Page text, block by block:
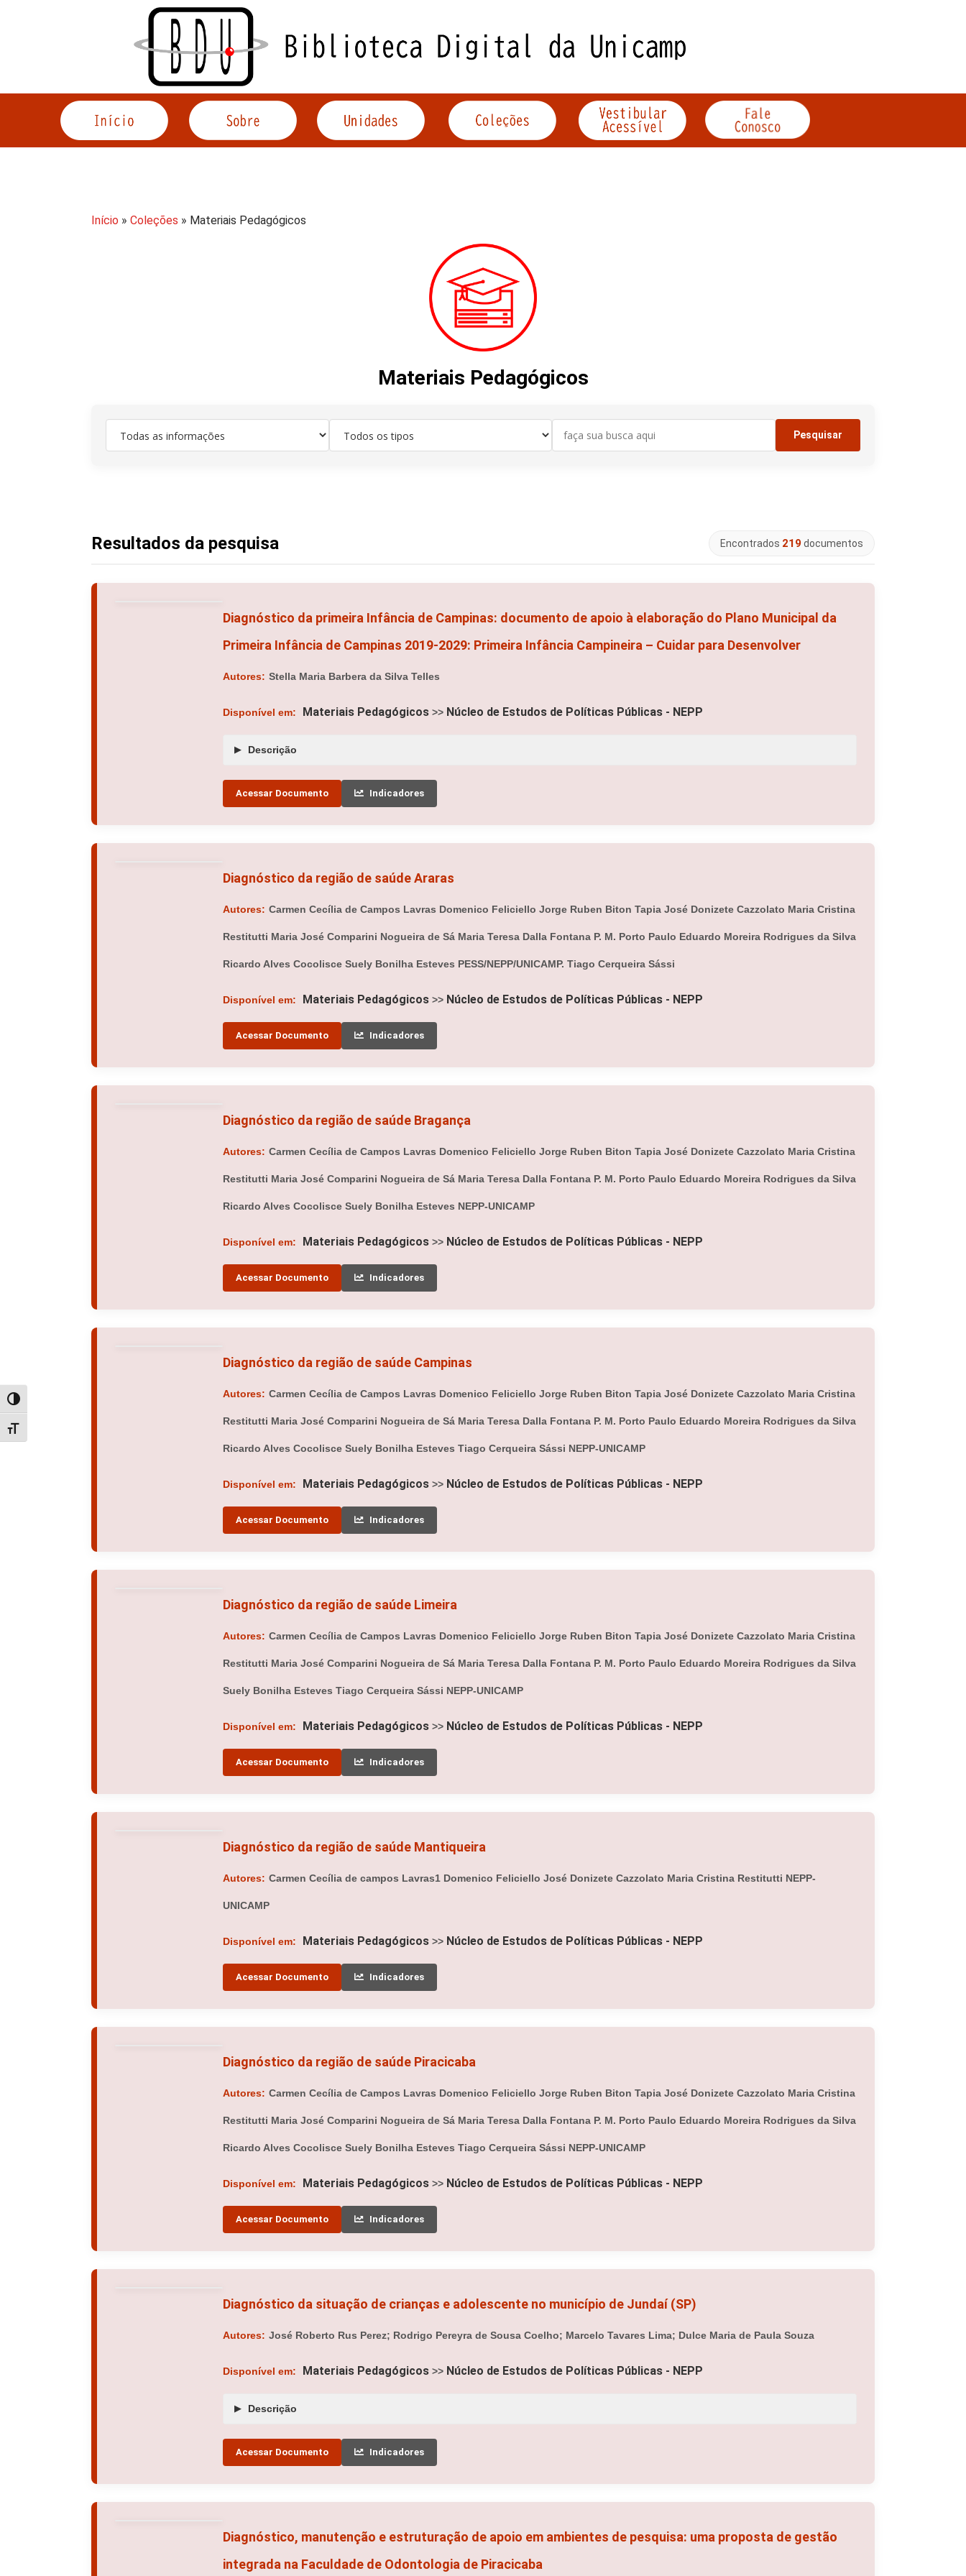
Alternar alto contraste
Alternar tamanho da fonte
Início » Coleções » Materiais Pedagógicos
Materiais Pedagógicos
Resultados da pesquisa Encontrados 219documentos
Diagnóstico da primeira Infância de Campinas: documento de apoio à elaboração do Plano Municipal da
Primeira Infância de Campinas 2019-2029: Primeira Infância Campineira – Cuidar para Desenvolver
Autores: Stella Maria Barbera da Silva Telles
Disponível em: Materiais Pedagógicos >> Núcleo de Estudos de Políticas Públicas - NEPP
Descrição
Acessar Documento Indicadores
Diagnóstico da região de saúde Araras
Autores: Carmen Cecília de Campos Lavras Domenico Feliciello Jorge Ruben Biton Tapia José Donizete Cazzolato Maria Cristina
Restitutti Maria José Comparini Nogueira de Sá Maria Teresa Dalla Fontana P. M. Porto Paulo Eduardo Moreira Rodrigues da Silva
Ricardo Alves Cocolisce Suely Bonilha Esteves PESS/NEPP/UNICAMP. Tiago Cerqueira Sássi
Disponível em: Materiais Pedagógicos >> Núcleo de Estudos de Políticas Públicas - NEPP
Acessar Documento Indicadores
Diagnóstico da região de saúde Bragança
Autores: Carmen Cecília de Campos Lavras Domenico Feliciello Jorge Ruben Biton Tapia José Donizete Cazzolato Maria Cristina
Restitutti Maria José Comparini Nogueira de Sá Maria Teresa Dalla Fontana P. M. Porto Paulo Eduardo Moreira Rodrigues da Silva
Ricardo Alves Cocolisce Suely Bonilha Esteves NEPP-UNICAMP
Disponível em: Materiais Pedagógicos >> Núcleo de Estudos de Políticas Públicas - NEPP
Acessar Documento Indicadores
Diagnóstico da região de saúde Campinas
Autores: Carmen Cecília de Campos Lavras Domenico Feliciello Jorge Ruben Biton Tapia José Donizete Cazzolato Maria Cristina
Restitutti Maria José Comparini Nogueira de Sá Maria Teresa Dalla Fontana P. M. Porto Paulo Eduardo Moreira Rodrigues da Silva
Ricardo Alves Cocolisce Suely Bonilha Esteves Tiago Cerqueira Sássi NEPP-UNICAMP
Disponível em: Materiais Pedagógicos >> Núcleo de Estudos de Políticas Públicas - NEPP
Acessar Documento Indicadores
Diagnóstico da região de saúde Limeira
Autores: Carmen Cecília de Campos Lavras Domenico Feliciello Jorge Ruben Biton Tapia José Donizete Cazzolato Maria Cristina
Restitutti Maria José Comparini Nogueira de Sá Maria Teresa Dalla Fontana P. M. Porto Paulo Eduardo Moreira Rodrigues da Silva
Suely Bonilha Esteves Tiago Cerqueira Sássi NEPP-UNICAMP
Disponível em: Materiais Pedagógicos >> Núcleo de Estudos de Políticas Públicas - NEPP
Acessar Documento Indicadores
Diagnóstico da região de saúde Mantiqueira
Autores: Carmen Cecília de campos Lavras1 Domenico Feliciello José Donizete Cazzolato Maria Cristina Restitutti NEPP-
UNICAMP
Disponível em: Materiais Pedagógicos >> Núcleo de Estudos de Políticas Públicas - NEPP
Acessar Documento Indicadores
Diagnóstico da região de saúde Piracicaba
Autores: Carmen Cecília de Campos Lavras Domenico Feliciello Jorge Ruben Biton Tapia José Donizete Cazzolato Maria Cristina
Restitutti Maria José Comparini Nogueira de Sá Maria Teresa Dalla Fontana P. M. Porto Paulo Eduardo Moreira Rodrigues da Silva
Ricardo Alves Cocolisce Suely Bonilha Esteves Tiago Cerqueira Sássi NEPP-UNICAMP
Disponível em: Materiais Pedagógicos >> Núcleo de Estudos de Políticas Públicas - NEPP
Acessar Documento Indicadores
Diagnóstico da situação de crianças e adolescente no município de Jundaí (SP)
Autores: José Roberto Rus Perez; Rodrigo Pereyra de Sousa Coelho; Marcelo Tavares Lima; Dulce Maria de Paula Souza
Disponível em: Materiais Pedagógicos >> Núcleo de Estudos de Políticas Públicas - NEPP
Descrição
Acessar Documento Indicadores
Diagnóstico, manutenção e estruturação de apoio em ambientes de pesquisa: uma proposta de gestão
integrada na Faculdade de Odontologia de Piracicaba